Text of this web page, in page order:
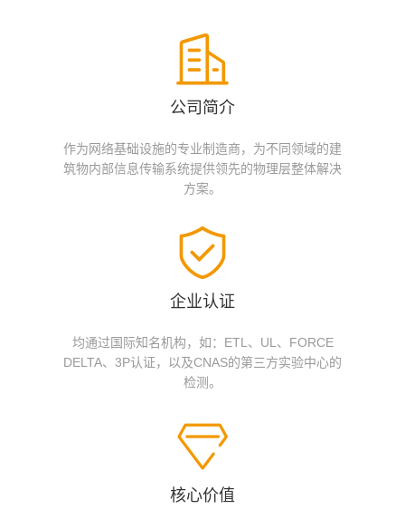
公司简介
作为网络基础设施的专业制造商，为不同领域的建
筑物内部信息传输系统提供领先的物理层整体解决
方案。
企业认证
均通过国际知名机构，如：ETL、UL、FORCE
DELTA、3P认证，以及CNAS的第三方实验中心的
检测。
核心价值